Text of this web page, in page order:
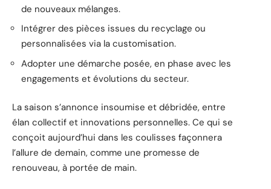
de nouveaux mélanges.
Intégrer des pièces issues du recyclage ou
personnalisées via la customisation.
Adopter une démarche posée, en phase avec les
engagements et évolutions du secteur.
La saison s’annonce insoumise et débridée, entre
élan collectif et innovations personnelles. Ce qui se
conçoit aujourd’hui dans les coulisses façonnera
l’allure de demain, comme une promesse de
renouveau, à portée de main.